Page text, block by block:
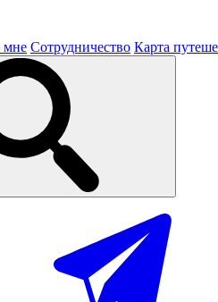
мне Сотрудничество Карта